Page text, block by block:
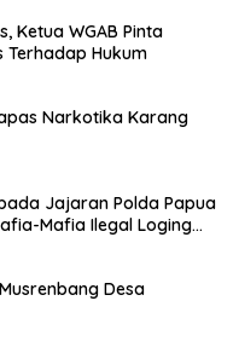
Ketua WGAB Pinta
Terhadap Hukum
Narkotika Karang
Jajaran Polda Papua
Mafia Ilegal Loging
Desa